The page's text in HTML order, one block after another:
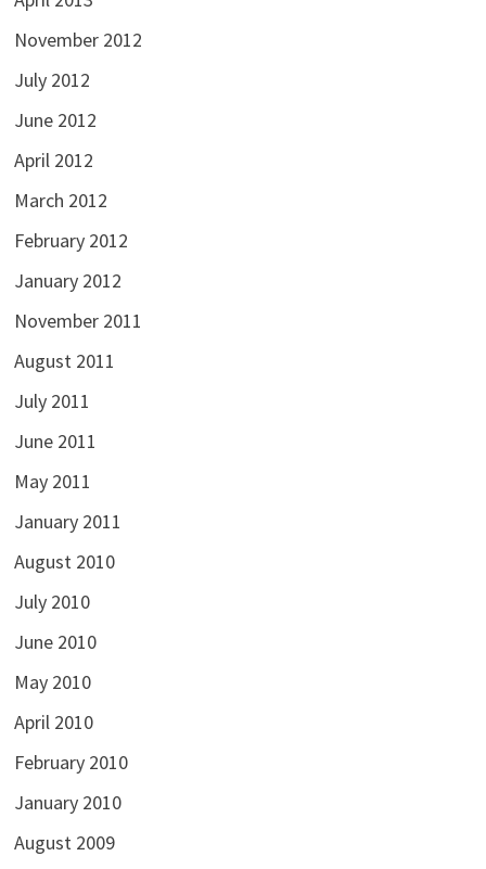
November 2012
July 2012
June 2012
April 2012
March 2012
February 2012
January 2012
November 2011
August 2011
July 2011
June 2011
May 2011
January 2011
August 2010
July 2010
June 2010
May 2010
April 2010
February 2010
January 2010
August 2009